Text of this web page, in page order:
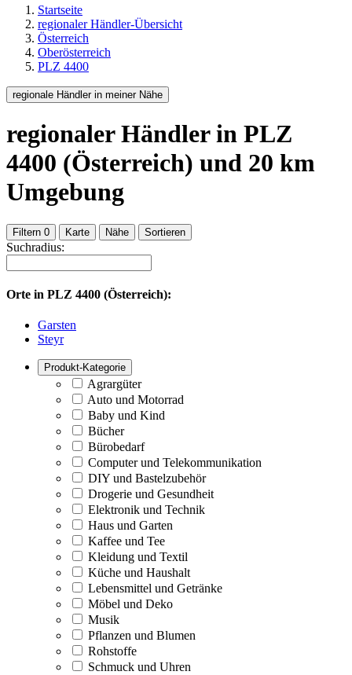
Startseite
regionaler Händler-Übersicht
Österreich
Oberösterreich
PLZ 4400
regionale Händler in meiner Nähe
regionaler Händler in PLZ
4400 (Österreich) und 20 km
Umgebung
Filtern 0 Karte Nähe Sortieren
Suchradius:
Orte in PLZ 4400 (Österreich):
Garsten
Steyr
Produkt-Kategorie
Agrargüter
Auto und Motorrad
Baby und Kind
Bücher
Bürobedarf
Computer und Telekommunikation
DIY und Bastelzubehör
Drogerie und Gesundheit
Elektronik und Technik
Haus und Garten
Kaffee und Tee
Kleidung und Textil
Küche und Haushalt
Lebensmittel und Getränke
Möbel und Deko
Musik
Pflanzen und Blumen
Rohstoffe
Schmuck und Uhren